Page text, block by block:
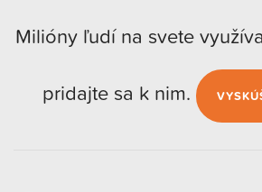
Milióny ľudí na svete
pridajte sa k nim.